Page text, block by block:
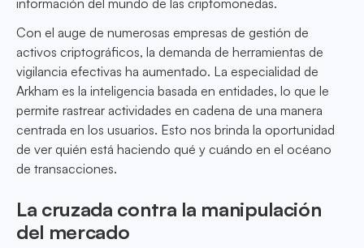
información del mundo de las criptomonedas.
Con el auge de numerosas empresas de gestión de
activos criptográficos, la demanda de herramientas de
vigilancia efectivas ha aumentado. La especialidad de
Arkham es la inteligencia basada en entidades, lo que le
permite rastrear actividades en cadena de una manera
centrada en los usuarios. Esto nos brinda la oportunidad
de ver quién está haciendo qué y cuándo en el océano
de transacciones.
La cruzada contra la manipulación
del mercado